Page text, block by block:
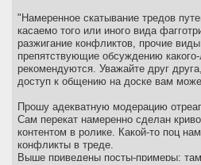
"Намеренное скатывание тредов
касаемо того или иного вида
разжигание конфликтов, прочие
препятствующие обсуждению
рекомендуются. Уважайте друг
доступ к общению на доске вам
Прошу адекватную модерацию
Сам перекат намеренно сделан
контентом в ролике. Какой-то поц
конфликты в треде.
Выше приведены посты-примеры: